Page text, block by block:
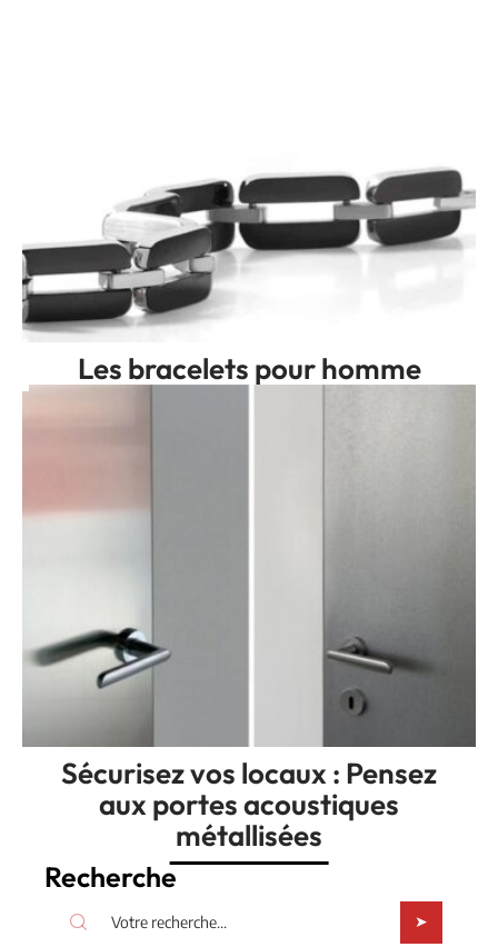
Les bracelets pour homme
Sécurisez vos locaux : Pensez
aux portes acoustiques
métallisées
Recherche